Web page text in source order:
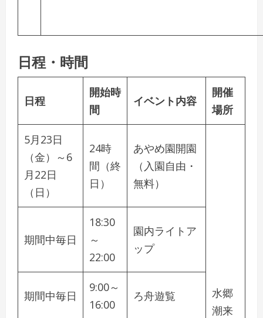
日程・時間
日程
開始時
間
イベント内容
開催
場所
5月23日
（金）～6
月22日
（日）
24時
間（終
日）
あやめ園開園
（入園自由・
無料）
水郷
潮来
期間中毎日
18:30
～
22:00
園内ライトア
ップ
期間中毎日
9:00～
16:00
ろ舟遊覧